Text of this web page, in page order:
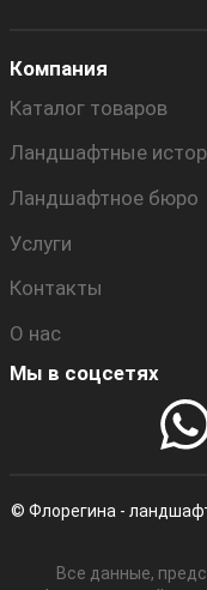
Компания
Каталог товаров
Ландшафтные
Ландшафтное бюро
Услуги
Контакты
О нас
Мы в соцсетях
© Флорегина -
Все данные,